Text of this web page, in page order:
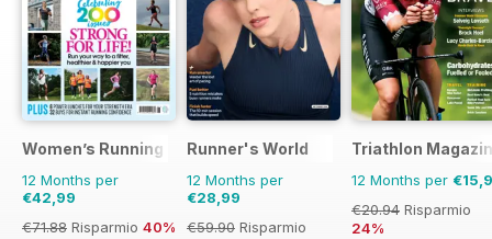
Women’s Running
12 Months per
€42,99
€71.88 Risparmio 40%
Runner's World
12 Months per
€28,99
€59.90 Risparmio
Triathlon
12 Months per
€20.94 Risparmio
24%